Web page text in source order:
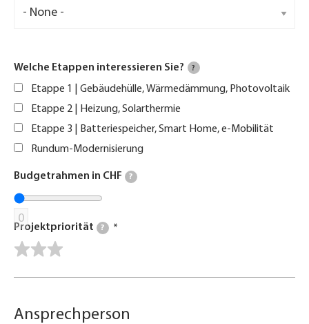
Welche Etappen interessieren Sie? ?
Etappe 1 | Gebäudehülle, Wärmedämmung, Photovoltaik
Etappe 2 | Heizung, Solarthermie
Etappe 3 | Batteriespeicher, Smart Home, e-Mobilität
Rundum-Modernisierung
Budgetrahmen in CHF ?
0
Projektpriorität ?
Ansprechperson